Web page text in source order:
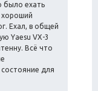
было ехать
хороший
Ехал, в общей
Yaesu VX-3
Всё что
для